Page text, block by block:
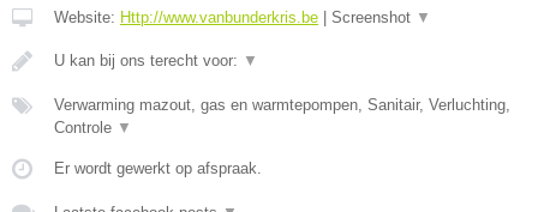
Website: Http://www.vanbunderkris.be Screenshot ▼
U kan bij ons terecht voor: ▼
Verwarming mazout, gas en warmtepompen, Sanitair, Verluchting,
Controle ▼
Er wordt gewerkt op afspraak.